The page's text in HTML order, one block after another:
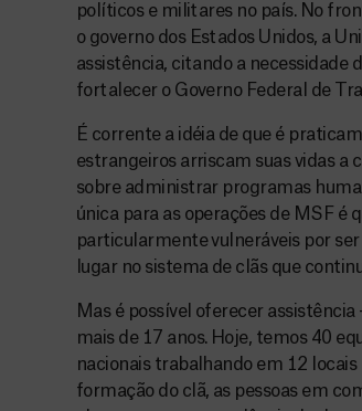
políticos e militares no país. No
o governo dos Estados Unidos, a
assistência, citando a necessidade
fortalecer o Governo Federal de
É corrente a idéia de que é
estrangeiros arriscam suas vidas a
sobre administrar programas
única para as operações de MSF é
particularmente vulneráveis por
lugar no sistema de clãs que
Mas é possível oferecer
mais de 17 anos. Hoje, temos 40
nacionais trabalhando em 12 locais
formação do clã, as pessoas em